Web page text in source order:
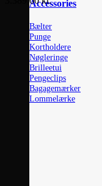
Accessories
Bælter
Punge
Kortholdere
Nøgleringe
Brilleetui
Pengeclips
Bagagemærker
Lommelærke